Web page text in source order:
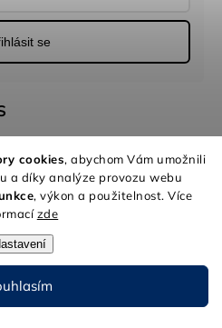
cookies, abychom Vám umožnili
a díky analýze provozu webu
, výkon a použitelnost. Více
zde
se